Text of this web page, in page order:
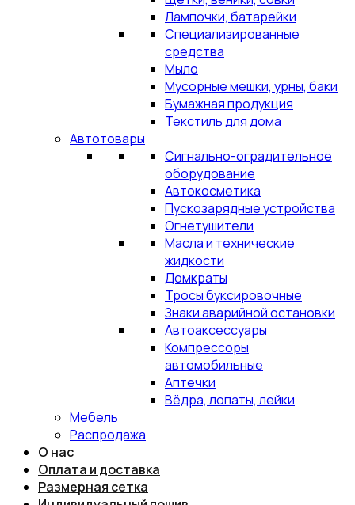
Лампочки, батарейки
Специализированные
средства
Мыло
Мусорные мешки, урны, баки
Бумажная продукция
Текстиль для дома
Автотовары
Сигнально-оградительное
оборудование
Автокосметика
Пускозарядные устройства
Огнетушители
Масла и технические
жидкости
Домкраты
Тросы буксировочные
Знаки аварийной остановки
Автоаксессуары
Компрессоры
автомобильные
Аптечки
Вёдра, лопаты, лейки
Мебель
Распродажа
О нас
Оплата и доставка
Размерная сетка